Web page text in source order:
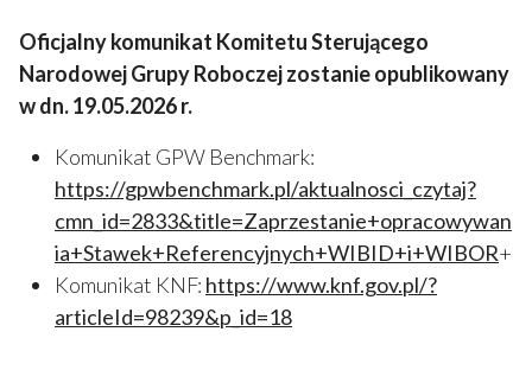
Oficjalny komunikat Komitetu Sterującego
Narodowej Grupy Roboczej zostanie opublikowany
w dn. 19.05.2026 r.
Komunikat GPW Benchmark:
https://gpwbenchmark.pl/aktualnosci_czytaj?
cmn_id=2833&title=Zaprzestanie+opracowywan
ia+Stawek+Referencyjnych+WIBID+i+WIBOR+
Komunikat KNF: https://www.knf.gov.pl/?
articleId=98239&p_id=18